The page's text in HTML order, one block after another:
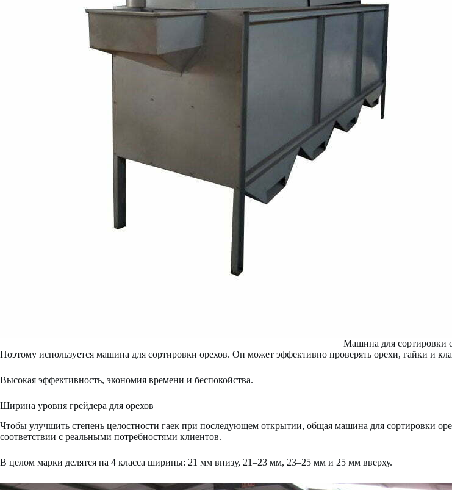
Машина для сортировки
Поэтому используется машина для сортировки орехов. Он может эффективно проверять орехи, гайки и
Высокая эффективность, экономия времени и беспокойства.
Ширина уровня грейдера для орехов
Чтобы улучшить степень целостности гаек при последующем открытии, общая машина для сортировки
соответствии с реальными потребностями клиентов.
В целом марки делятся на 4 класса ширины: 21 мм внизу, 21–23 мм, 23–25 мм и 25 мм вверху.